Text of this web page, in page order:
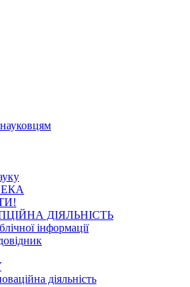
ДІЯЛЬНІСТЬ
інформації
діяльність